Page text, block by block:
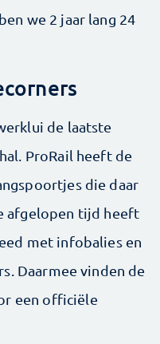
we 2 jaar lang 24
de laatste
ProRail heeft de
die daar
afgelopen tijd heeft
met infobalies en
Daarmee vinden de
een officiële